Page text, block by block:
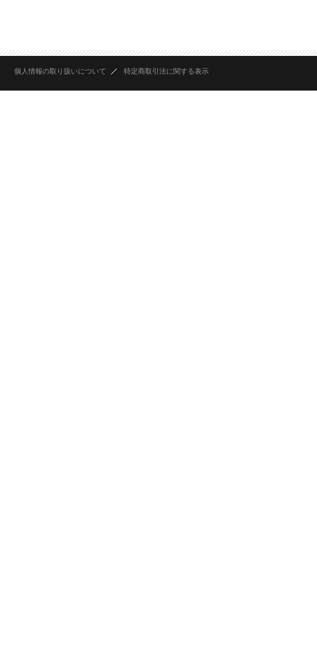
個人情報の取り扱いについて 特定商取引法に関する表示